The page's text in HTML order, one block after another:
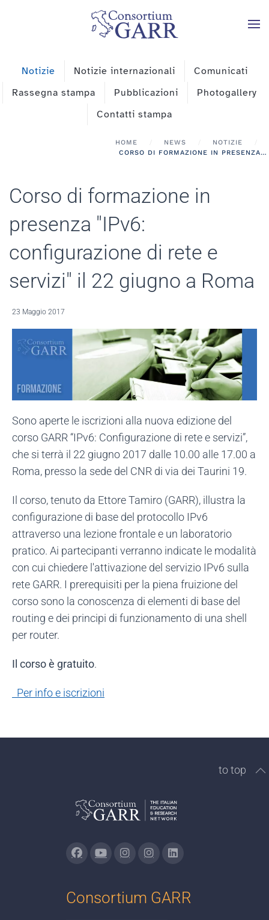
Skip to main content
Notizie Notizie internazionali
Comunicati
Rassegna stampa
Pubblicazioni
Photogallery
Contatti stampa
HOME NEWS
NOTIZIE
CORSO DI FORMAZIONE IN PRESENZA "IPV6: CONFIGURAZIONE DI RETE E SERVIZI" IL 22 GIUGNO A ROMA
Corso di formazione in
presenza "IPv6:
configurazione di rete e
servizi" il 22 giugno a Roma
23 Maggio 2017
Sono aperte le iscrizioni alla nuova edizione del
corso GARR “IPv6: Configurazione di rete e servizi”,
che si terrà il 22 giugno 2017 dalle 10.00 alle 17.00 a
Roma, presso la sede del CNR di via dei Taurini 19.
Il corso, tenuto da Ettore Tamiro (GARR), illustra la
configurazione di base del protocollo IPv6
attraverso una lezione frontale e un laboratorio
pratico. Ai partecipanti verranno indicate le modalità
con cui chiedere l'attivazione del servizio IPv6 sulla
rete GARR. I prerequisiti per la piena fruizione del
corso sono la conoscenza di elementi di base del
routing e dei principi di funzionamento di una shell
per router.
Il corso è gratuito.
Per info e iscrizioni
to top
Consortium GARR